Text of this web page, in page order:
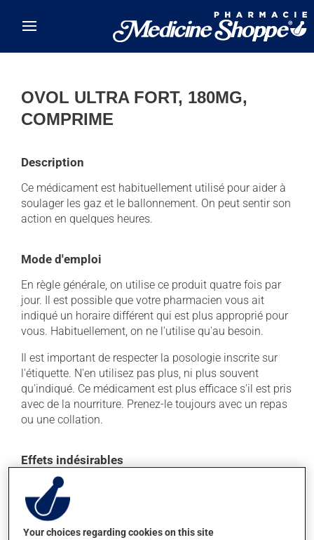
OVOL ULTRA FORT, 180MG,
COMPRIME
Description
Ce médicament est habituellement utilisé pour aider à
soulager les gaz et le ballonnement. On peut sentir son
action en quelques heures.
Mode d'emploi
En règle générale, on utilise ce produit quatre fois par
jour. Il est possible que votre pharmacien vous ait
indiqué un horaire différent qui est plus approprié pour
vous. Habituellement, on ne l'utilise qu'au besoin.
Il est important de respecter la posologie inscrite sur
l'étiquette. N'en utilisez pas plus, ni plus souvent
qu'indiqué. Ce médicament est plus efficace s'il est pris
avec de la nourriture. Prenez-le toujours avec un repas
ou une collation.
Effets indésirables
Ce produit est généralement bien toléré et il est rare
que des effets secondaires soient rapportés par ceux
qui l'utilisent. À l'occasion, des réactions mineures
peuvent survenir, mais elles disparaissent d'elles-
Your choices regarding cookies on this site